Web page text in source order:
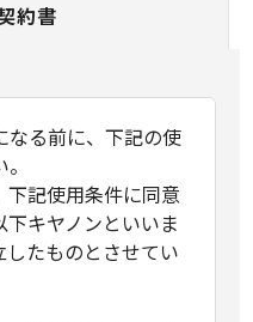
約書
なる前に、下記の使
下記使用条件に同意
キヤノンといいま
たものとさせてい